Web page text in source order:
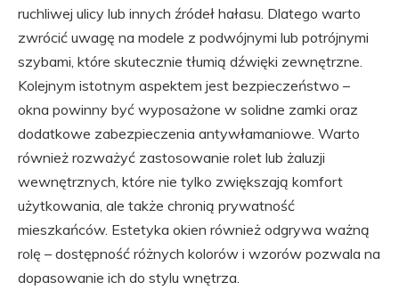
ruchliwej ulicy lub innych źródeł hałasu. Dlatego warto
zwrócić uwagę na modele z podwójnymi lub potrójnymi
szybami, które skutecznie tłumią dźwięki zewnętrzne.
Kolejnym istotnym aspektem jest bezpieczeństwo –
okna powinny być wyposażone w solidne zamki oraz
dodatkowe zabezpieczenia antywłamaniowe. Warto
również rozważyć zastosowanie rolet lub żaluzji
wewnętrznych, które nie tylko zwiększają komfort
użytkowania, ale także chronią prywatność
mieszkańców. Estetyka okien również odgrywa ważną
rolę – dostępność różnych kolorów i wzorów pozwala na
dopasowanie ich do stylu wnętrza.